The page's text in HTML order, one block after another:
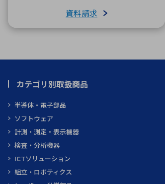
資料請求
カテゴリ別取扱商品
半導体・電子部品
ソフトウェア
計測・測定・表示機器
検査・分析機器
ICTソリューション
組立・ロボティクス